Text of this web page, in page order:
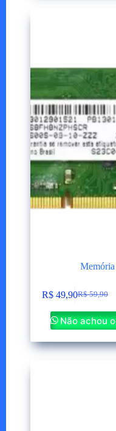
R$59,90
O
preço
original
era:
R$ 59,90.
R$ 49,90O
preço
atual
é:
R$ 49,90.
Não achou